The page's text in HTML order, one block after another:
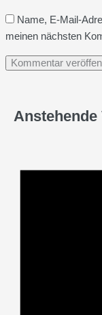
Name, E-Mail-
meinen nächsten
Anstehende